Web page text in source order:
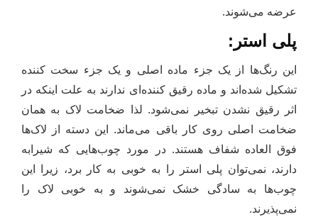
عرضه می‌شوند.
پلی استر:
این رنگ‌ها از یک جزء ماده اصلی و یک جزء سخت کننده
تشکیل شده‌اند و ماده رقیق کننده‌ای ندارند به علت اینکه در
اثر رقیق نشدن تبخیر نمی‌شود. لذا ضخامت لاک به همان
ضخامت اصلی روی کار باقی می‌ماند. این دسته از لاک‌ها
فوق العاده شفاف هستند. در مورد چوب‌هایی که شیرابه
دارند، نمی‌توان پلی استر را به خوبی به کار برد، زیرا این
چوب‌ها به سادگی خشک نمی‌شوند و به خوبی لاک را
نمی‌پذیرند.